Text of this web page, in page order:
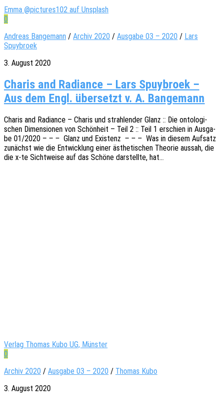
Emma @pictures102 auf Unsplash
0
Andreas Bangemann / Archiv 2020 / Ausgabe 03 – 2020 / Lars
Spuybroek
3. August 2020
Charis and Radiance – Lars Spuybroek –
Aus dem Engl. übersetzt v. A. Bangemann
Charis and Radi­ance – Charis und strah­len­der Glanz :: Die onto­lo­gi­
schen Dimen­sio­nen von Schön­heit – Teil 2 :: Teil 1 erschien in Ausga­
be 01/2020 – – – Glanz und Exis­tenz – – – Was in diesem Aufsatz
zunächst wie die Entwick­lung einer ästhe­ti­schen Theo­rie aussah, die
die x‑te Sicht­wei­se auf das Schöne darstell­te, hat…
Verlag Thomas Kubo UG, Münster
0
Archiv 2020 / Ausgabe 03 – 2020 / Thomas Kubo
3. August 2020